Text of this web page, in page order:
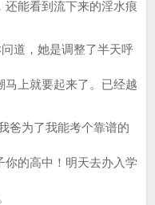
能看到流下来的淫水痕
道，她是调整了半天呼
马上就要起来了。已经越
爸为了我能考个靠谱的
你的高中！明天去办入学